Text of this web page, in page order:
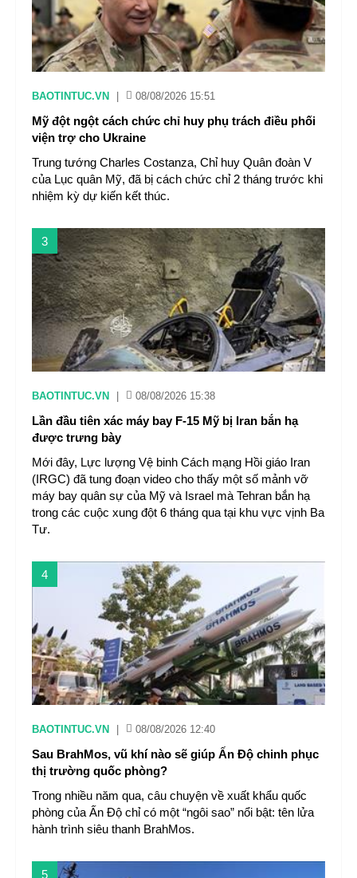
BAOTINTUC.VN 08/08/2026 15:51
Mỹ đột ngột cách chức chỉ huy phụ trách điều phối
viện trợ cho Ukraine
Trung tướng Charles Costanza, Chỉ huy Quân đoàn V
của Lục quân Mỹ, đã bị cách chức chỉ 2 tháng trước khi
nhiệm kỳ dự kiến kết thúc.
3
BAOTINTUC.VN 08/08/2026 15:38
Lần đầu tiên xác máy bay F-15 Mỹ bị Iran bắn hạ
được trưng bày
Mới đây, Lực lượng Vệ binh Cách mạng Hồi giáo Iran
(IRGC) đã tung đoạn video cho thấy một số mảnh vỡ
máy bay quân sự của Mỹ và Israel mà Tehran bắn hạ
trong các cuộc xung đột 6 tháng qua tại khu vực vịnh Ba
Tư.
4
BAOTINTUC.VN 08/08/2026 12:40
Sau BrahMos, vũ khí nào sẽ giúp Ấn Độ chinh phục
thị trường quốc phòng?
Trong nhiều năm qua, câu chuyện về xuất khẩu quốc
phòng của Ấn Độ chỉ có một “ngôi sao” nổi bật: tên lửa
hành trình siêu thanh BrahMos.
5